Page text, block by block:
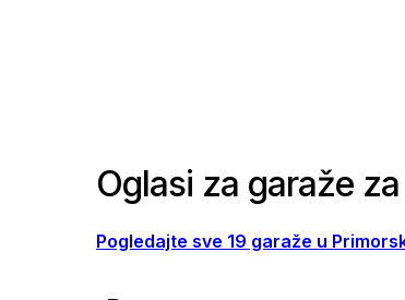
Oglasi za garaže
Pogledajte sve 19 garaže u